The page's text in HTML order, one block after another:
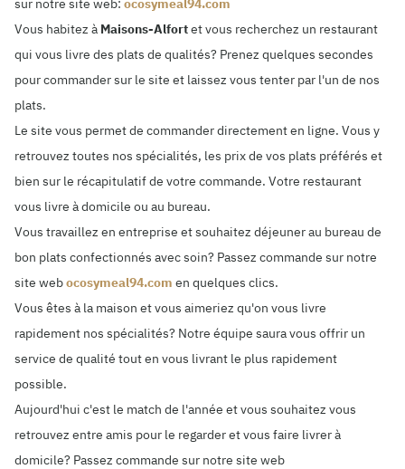
sur notre site web: ocosymeal94.com
Vous habitez à Maisons-Alfortet vous recherchez un restaurant
qui vous livre des plats de qualités? Prenez quelques secondes
pour commander sur le site et laissez vous tenter par l'un de nos
plats.
Le site vous permet de commander directement en ligne. Vous y
retrouvez toutes nos spécialités, les prix de vos plats préférés et
bien sur le récapitulatif de votre commande. Votre restaurant
vous livre à domicile ou au bureau.
Vous travaillez en entreprise et souhaitez déjeuner au bureau de
bon plats confectionnés avec soin? Passez commande sur notre
site webocosymeal94.com en quelques clics.
Vous êtes à la maison et vous aimeriez qu'on vous livre
rapidement nos spécialités? Notre équipe saura vous offrir un
service de qualité tout en vous livrant le plus rapidement
possible.
Aujourd'hui c'est le match de l'année et vous souhaitez vous
retrouvez entre amis pour le regarder et vous faire livrer à
domicile? Passez commande sur notre site web